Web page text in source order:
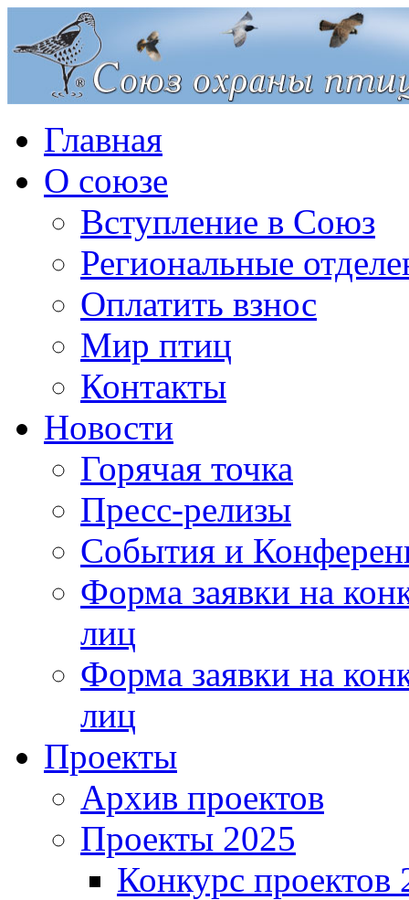
Главная
О союзе
Вступление в Союз
Региональные
Оплатить взнос
Мир птиц
Контакты
Новости
Горячая точка
Пресс-релизы
События и
Форма заявки на
лиц
Форма заявки на
лиц
Проекты
Архив проектов
Проекты 2025
Конкурс проектов